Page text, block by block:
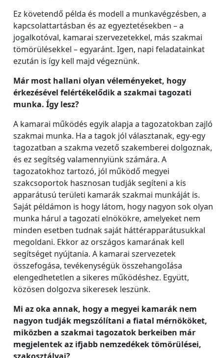
Ez követendő példa és modell a munkavégzésben, a
kapcsolattartásban és az egyeztetésekben – a
jogalkotóval, kamarai szervezetekkel, más szakmai
tömörülésekkel – egyaránt. Igen, napi feladatainkat
ezután is így kell majd végeznünk.
Már most hallani olyan véleményeket, hogy
érkezésével felértékelődik a szakmai tagozati
munka. Így lesz?
A kamarai működés egyik alapja a tagozatokban zajló
szakmai munka. Ha a tagok jól választanak, egy-egy
tagozatban a szakma vezető szakemberei dolgoznak,
és ez segítség valamennyiünk számára. A
tagozatokhoz tartozó, jól működő megyei
szakcsoportok hasznosan tudják segíteni a kis
apparátusú területi kamarák szakmai munkáját is.
Saját példámon is hogy látom, hogy nagyon sok olyan
munka hárul a tagozati elnökökre, amelyeket nem
minden esetben tudnak saját háttérapparátusukkal
megoldani. Ekkor az országos kamarának kell
segítséget nyújtania. A kamarai szervezetek
összefogása, tevékenységük összehangoIása
elengedhetetlen a sikeres működéshez. Együtt,
közösen dolgozva sikeresek leszünk.
Mi az oka annak, hogy a megyei kamarák nem
nagyon tudják megszólítani a fiatal mérnököket,
miközben a szakmai tagozatok berkeiben már
megjelentek az ifjabb nemzedékek tömörülései,